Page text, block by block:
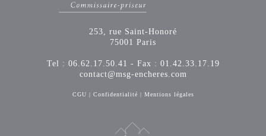
253, rue Saint-Honoré
75001 Paris
Tel : 06.62.17.50.41 - Fax : 01.42.33.17.19
contact@msg-encheres.com
CGU | Confidentialité | Mentions légales